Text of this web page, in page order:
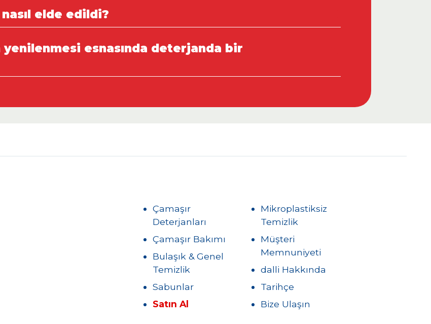
elde edildi?
yenilenmesi esnasında deterjanda bir
Çamaşır
Deterjanları
Çamaşır Bakımı
Bulaşık & Genel
Temizlik
Sabunlar
Satın Al
Mikroplastiksiz
Temizlik
Müşteri
Memnuniyeti
dalli Hakkında
Tarihçe
Bize Ulaşın